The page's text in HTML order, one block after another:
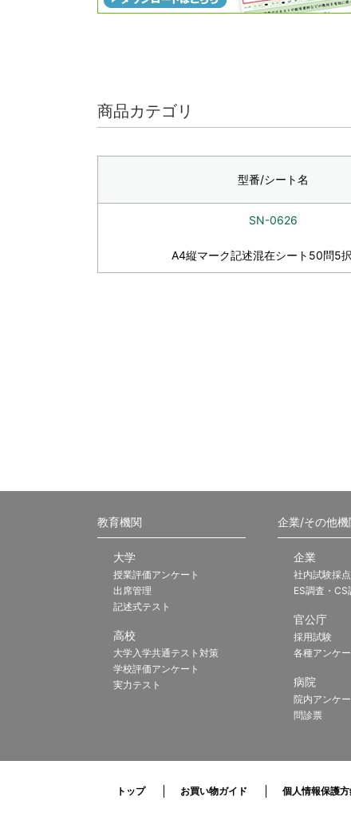
商品カテゴリ
型番/シート名
SN-0626
A4縦マーク記述混在シート50問5
教育機関
大学
授業評価アンケート
出席管理
記述式テスト
高校
大学入学共通テスト対策
学校評価アンケート
実力テスト
企業/その他機
企業
社内試験採点
ES調査・CS
官公庁
採用試験
各種アンケー
病院
院内アンケー
問診票
トップ お買い物ガイド 個人情報保護